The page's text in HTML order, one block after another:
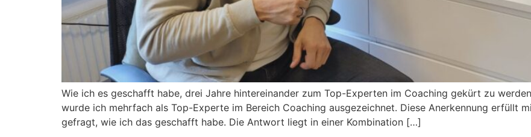
Wie ich es geschafft habe, drei Jahre hintereinander zum Top-Experten im Coaching gekürt zu
wurde ich mehrfach als Top-Experte im Bereich Coaching ausgezeichnet. Diese Anerkennung erfüllt
gefragt, wie ich das geschafft habe. Die Antwort liegt in einer Kombination […]